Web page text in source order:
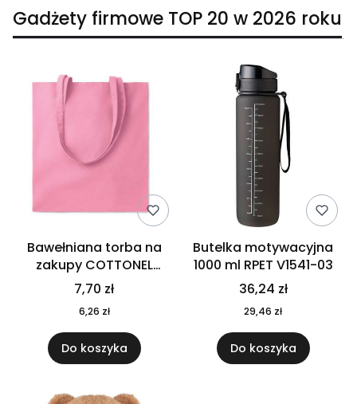
Gadżety firmowe TOP 20 w 2026 roku
Bawełniana torba na
zakupy COTTONEL
COLOUR++ MO9846-11
7,70 zł
6,26 zł
Do koszyka
Butelka motywacyjna
1000 ml RPET V1541-03
36,24 zł
29,46 zł
Do koszyka